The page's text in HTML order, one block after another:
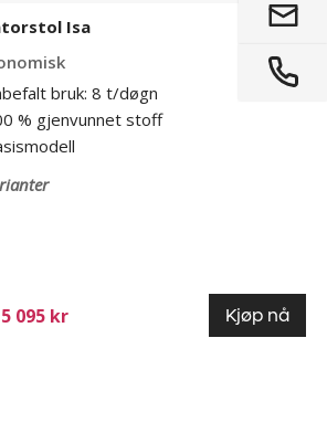
Isa
bruk: 8 t/døgn
% gjenvunnet stoff
095 kr Kjøp nå